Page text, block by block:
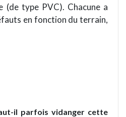
(de type PVC). Chacune a
en fonction du terrain,
il parfois vidanger cette